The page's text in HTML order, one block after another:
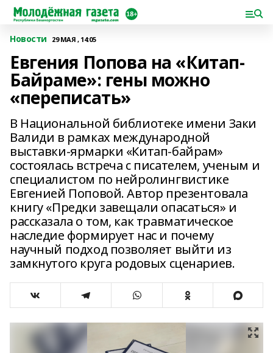
Новости 29 МАЯ , 14:05
Евгения Попова на «Китап-
Байраме»: гены можно
«переписать»
В Национальной библиотеке имени Заки
Валиди в рамках международной
выставки-ярмарки «Китап-байрам»
состоялась встреча с писателем, ученым и
специалистом по нейролингвистике
Евгенией Поповой. Автор презентовала
книгу «Предки завещали опасаться» и
рассказала о том, как травматическое
наследие формирует нас и почему
научный подход позволяет выйти из
замкнутого круга родовых сценариев.